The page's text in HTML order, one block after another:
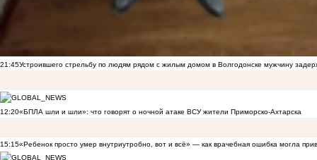
21:45Устроившего стрельбу по людям рядом с жилым домом в Волгодонске мужчину
12:20«БПЛА шли и шли»: что говорят о ночной атаке ВСУ жители Приморско-Ахтарска
15:15«Ребенок просто умер внутриутробно, вот и всё» — как врачебная ошибка могла